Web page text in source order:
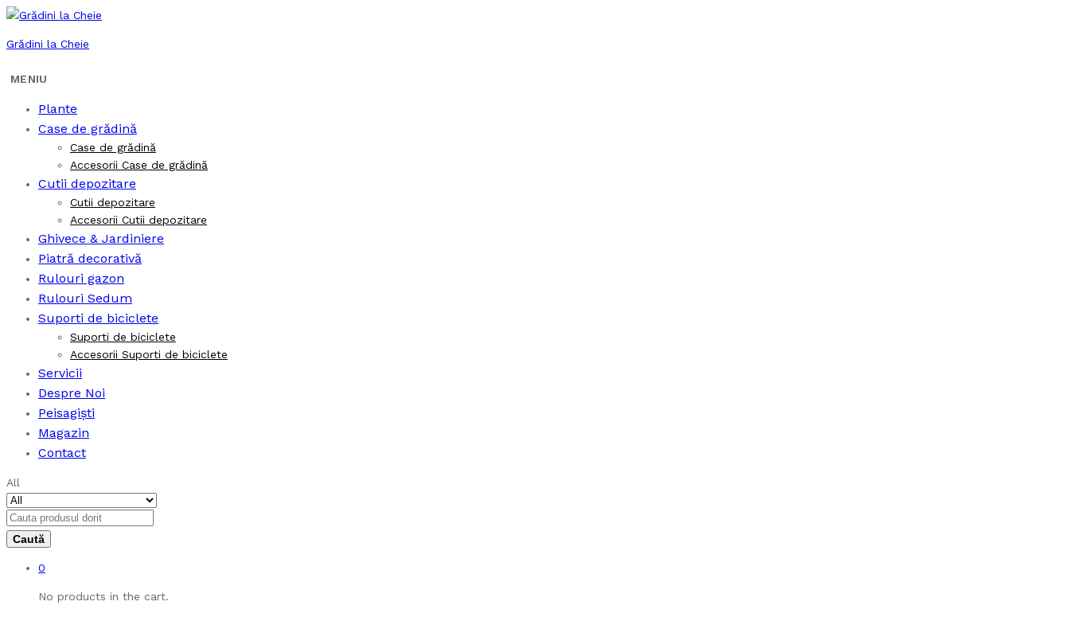
Grădini la Cheie
Plante
Case de grădină
Case de grădină
Accesorii Case de grădină
Cutii depozitare
Cutii depozitare
Accesorii Cutii depozitare
Ghivece & Jardiniere
Piatră decorativă
Rulouri gazon
Rulouri Sedum
Suporti de biciclete
Suporti de biciclete
Accesorii Suporti de biciclete
Servicii
Despre Noi
Peisagiști
Magazin
Contact
All
0
No products in the cart.